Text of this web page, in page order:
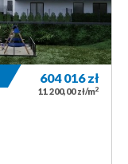
604 016zł
11 200,00 zł/m2